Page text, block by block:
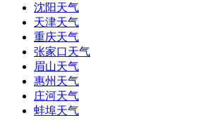
沈阳天气
天津天气
重庆天气
张家口天气
眉山天气
惠州天气
庄河天气
蚌埠天气